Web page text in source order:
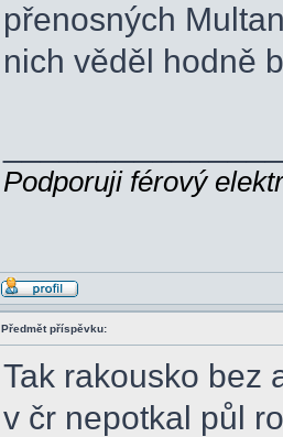
přenosných
nich věděl hodně
Podporuji férový
Předmět příspěvku:
Tak rakousko bez
v čr nepotkal půl